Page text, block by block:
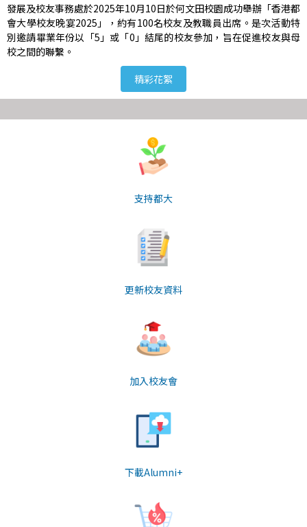
發展及校友事務處於2025年10月10日於何文田校園成功舉辦「香港都
會大學校友晚宴2025」，約有100名校友及教職員出席。是次活動特
別邀請畢業年份以「5」或「0」結尾的校友參加，旨在促進校友與母
校之間的聯繫。
精彩花絮
支持都大
更新校友資料
加入校友會
下載Alumni+